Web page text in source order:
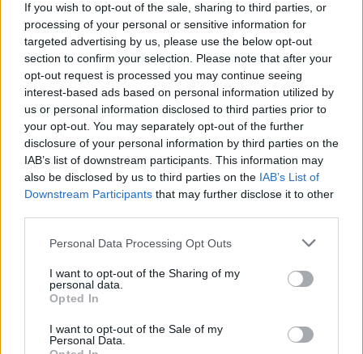
If you wish to opt-out of the sale, sharing to third parties, or
processing of your personal or sensitive information for
targeted advertising by us, please use the below opt-out
section to confirm your selection. Please note that after your
opt-out request is processed you may continue seeing
interest-based ads based on personal information utilized by
us or personal information disclosed to third parties prior to
your opt-out. You may separately opt-out of the further
disclosure of your personal information by third parties on the
IAB’s list of downstream participants. This information may
also be disclosed by us to third parties on the IAB’s List of
Downstream Participants that may further disclose it to other
Personal Data Processing Opt Outs
I want to opt-out of the Sharing of my
personal data.
Opted In
I want to opt-out of the Sale of my
Personal Data.
Ten krótki test ujawni, czy logika to
Twoja m...
Wiedza ogólna
Od 10 do 1 - szybki trening szarych
komórek!
Łamigłówki